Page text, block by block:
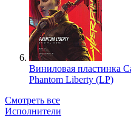
Виниловая пластинка
Phantom Liberty (LP)
Смотреть все
Исполнители